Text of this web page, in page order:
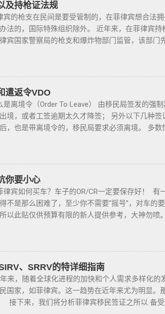
及持枪证法规
宾的枪支在民间是要受管制的，在菲律宾想合法
法的，国际特殊组织除外。 近年来，在菲律宾持
宾国家警察局的枪支和爆炸物部门监管，该部
过背景调查，才能获得持有执照。 申请过程还包
察许可丶参加菲律宾国家警察（PNP）或认可的
管理 根据菲律宾的相关法律，一些行业的从业人
质的媒体从业人员丶出纳丶银行柜员丶天主教神
丶工程师等，可以在自家外持有小型枪械，原因
者由于职业丶专业或商业性质而处于危险之中的
较高风险成为犯罪分子目标的商人，也可以申请携
理测试，还须没有任何犯罪记录或任何未审判的
持有无牌枪支且被定罪的话，将面临至少入狱30
民携带枪支进入公共场合的禁令，即使是未当班
支持有者，每两年更新一次执照，并每四年登
续期申请，需要在该许可证期满之日前六个月内
携带许可证（PTC），在公众场合携带手枪。 目
别 2 -最多拥有5支枪 类别 3 -最多拥有10支枪
遣返令VDO
是离境令（Order To Leave） 由移民局签发的强
境，或者工签逾期太久才降签； 另外以下几种
，也是带离境令的，移民局要求必须离境。 多数
Whats app：+63 912-0912-222 电话：
目，菲律宾MAKATI 实体公司，客户 隐私保护
提交办理业务。 什么是遣返令VDO（Voluntary
节比较严重。例如19-20年，很多客户是非法用
欢迎的人”做完遣返以后会直接进黑名单，下次再
客，如果没有提前在移民局处理，出境在机场就
的客户必须要做遣返才能出境。 3. 在菲律宾工作
返。 4. 在海关出境被扣了护照的，大部分都要做
但凡做了遣返都是黑名单。遣返的流程第一步就
始大量的中国人出境被扣护照，被扣护照后面的
如果您已经被遣返回去了，并且还想再来菲律宾
15个工作日，洗好了以后再入境不会有任何被拦
你要小心
律宾如何买车？车子的OR/CR一定要保存好！
不是那么困难了，至少你不需要“摇号”，对车的
以此贴仅供预算有限的新人提供参考，大神勿喷
说明了，中国人卖的车很多调表 很多有暗伤才卖
道比价，多维度评估，最后找出性价比最高的
试驾，检查卖车人和 和你交易的是不是同一个人
车卖给你，所以有几个细节你要注意了： 1、你
查合同上的CR/OR 车架号、发动机号是否一致
一个ID旁边都要有车主的签名； 2、第二份合同
对签字是否一致，如果可以尽量多要一些签过字
、SRRV的特详细指南
来，随着全球化进程的加快和个人需求多样化的
国家，如菲律宾。这一趋势在近年来尤为明显
接下来，我们将分析菲律宾移民签证之所以 备受